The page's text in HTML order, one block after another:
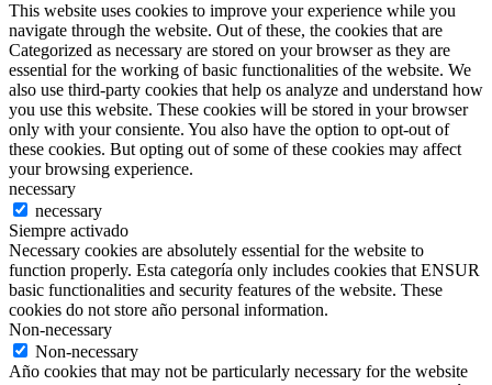
This website uses cookies to improve your experience while you
navigate through the website. Out of these, the cookies that are
Categorized as necessary are stored on your browser as they are
essential for the working of basic functionalities of the website. We
also use third-party cookies that help os analyze and understand how
you use this website. These cookies will be stored in your browser
only with your consiente. You also have the option to opt-out of
these cookies. But opting out of some of these cookies may affect
your browsing experience.
necessary
necessary
Siempre activado
Necessary cookies are absolutely essential for the website to
function properly. Esta categoría only includes cookies that ENSUR
basic functionalities and security features of the website. These
cookies do not store año personal information.
Non-necessary
Non-necessary
Año cookies that may not be particularly necessary for the website